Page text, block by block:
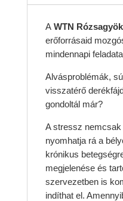
A WTN
erőforrásaid
mindennapi
Alvásproblémák,
visszatérő
gondoltál már?
A stressz nemcsak
nyomhatja rá a
krónikus
megjelenése és
szervezetben is
indíthat el.